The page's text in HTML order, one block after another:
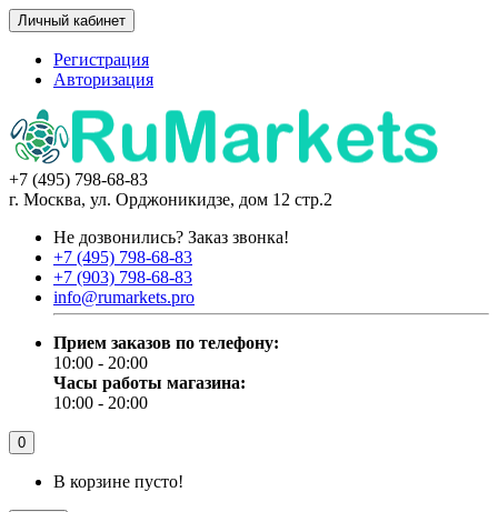
Личный кабинет
Регистрация
Авторизация
+7 (495) 798-68-83
г. Москва, ул. Орджоникидзе, дом 12 стр.2
Не дозвонились? Заказ звонка!
+7 (495) 798-68-83
+7 (903) 798-68-83
info@rumarkets.pro
Прием заказов по телефону:
10:00 - 20:00
Часы работы магазина:
10:00 - 20:00
0
В корзине пусто!